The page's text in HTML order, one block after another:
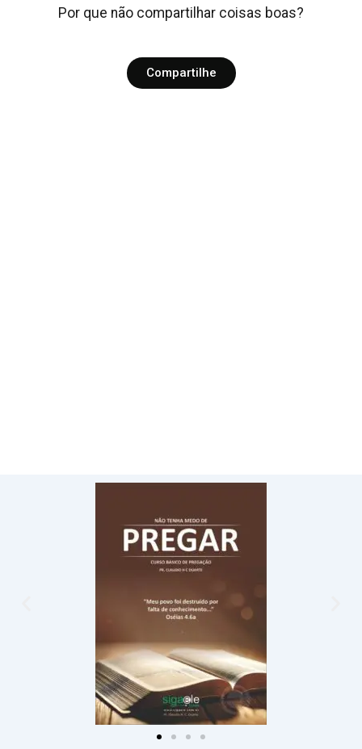
Por que não compartilhar coisas boas?
Compartilhe